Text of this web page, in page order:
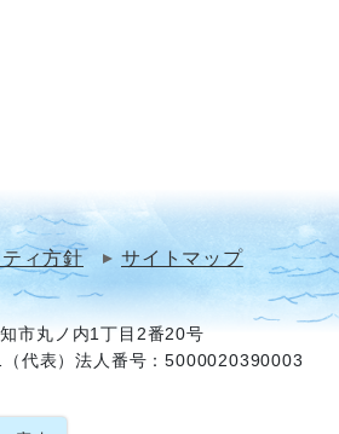
ィ方針 サイトマップ
市丸ノ内1丁目2番20号
代表）法人番号：5000020390003